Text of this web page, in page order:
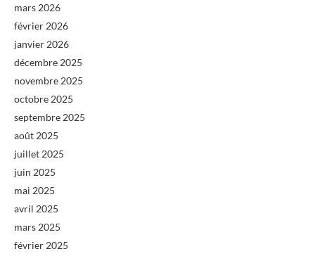
mars 2026
février 2026
janvier 2026
décembre 2025
novembre 2025
octobre 2025
septembre 2025
août 2025
juillet 2025
juin 2025
mai 2025
avril 2025
mars 2025
février 2025